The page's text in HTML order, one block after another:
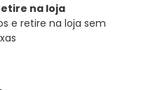
na loja
e retire na loja sem